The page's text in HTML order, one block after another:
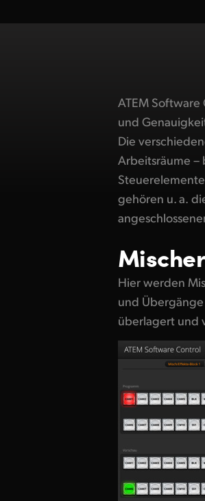
ATEM
und
Die
Arbeitsräume –
gehören u. a.
Das vertraute
für Quellen,
Mischer-
Übergänge, Keys
Arbeitsraum
den Mischer
Mischer
Hier werden
und
überlagert und